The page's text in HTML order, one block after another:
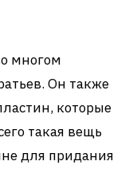
многом
Он также
которые
такая вещь
для придания